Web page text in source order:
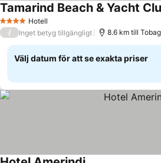
4 StjärnorHotell
Tamarind Beach & Yacht
/ Inget betyg tillgängligt 8.6 km till
Välj datum för att se exakta priser